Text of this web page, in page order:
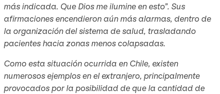
más indicada. Que Dios me ilumine en esto”. Sus
afirmaciones encendieron aún más alarmas, dentro de
la organización del sistema de salud, trasladando
pacientes hacia zonas menos colapsadas.
Como esta situación ocurrida en Chile, existen
numerosos ejemplos en el extranjero, principalmente
provocados por la posibilidad de que la cantidad de